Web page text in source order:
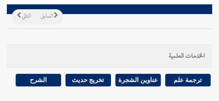
التالي السابق
الخدمات العلمية
ترجمة علم عناوين الشجرة تخريج حديث الشرح